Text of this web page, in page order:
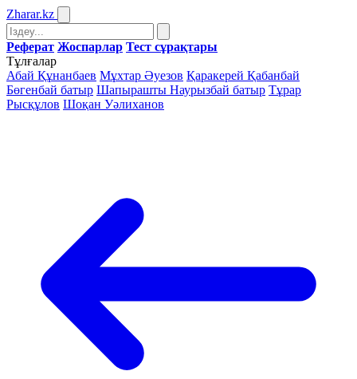
Zharar.kz
Реферат Жоспарлар Тест сұрақтары
Тұлғалар
Абай Құнанбаев Мұхтар Әуезов Қаракерей Қабанбай
Бөгенбай батыр Шапырашты Наурызбай батыр Тұрар
Рысқұлов Шоқан Уәлиханов